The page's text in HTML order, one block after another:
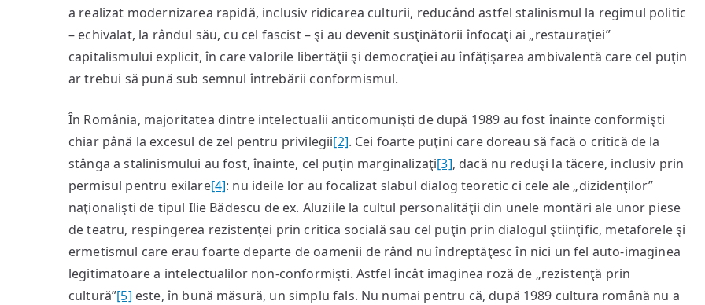
a realizat modernizarea rapidă, inclusiv ridicarea culturii, reducând astfel stalinismul la regimul politic
– echivalat, la rândul său, cu cel fascist – şi au devenit susţinătorii înfocaţi ai „restauraţiei”
capitalismului explicit, în care valorile libertăţii şi democraţiei au înfăţişarea ambivalentă care cel puţin
ar trebui să pună sub semnul întrebării conformismul.
În România, majoritatea dintre intelectualii anticomunişti de după 1989 au fost înainte conformişti
chiar până la excesul de zel pentru privilegii[2]. Cei foarte puţini care doreau să facă o critică de la
stânga a stalinismului au fost, înainte, cel puţin marginalizaţi[3], dacă nu reduşi la tăcere, inclusiv prin
permisul pentru exilare[4]: nu ideile lor au focalizat slabul dialog teoretic ci cele ale „dizidenţilor”
naţionalişti de tipul Ilie Bădescu de ex. Aluziile la cultul personalităţii din unele montări ale unor piese
de teatru, respingerea rezistenţei prin critica socială sau cel puţin prin dialogul ştiinţific, metaforele şi
ermetismul care erau foarte departe de oamenii de rând nu îndreptăţesc în nici un fel auto-imaginea
legitimatoare a intelectualilor non-conformişti. Astfel încât imaginea roză de „rezistenţă prin
cultură”[5] este, în bună măsură, un simplu fals. Nu numai pentru că, după 1989 cultura română nu a